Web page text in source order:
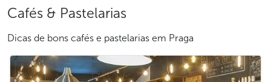
Cafés & Pastelarias
Dicas de bons cafés e pastelarias em Praga